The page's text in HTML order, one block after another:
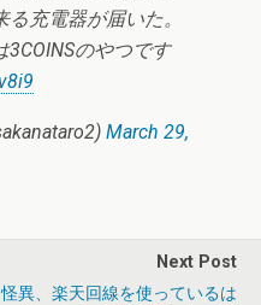
充電器が届いた。
のやつです
March 29,
Next Post
怪異、楽天回線を使っているは